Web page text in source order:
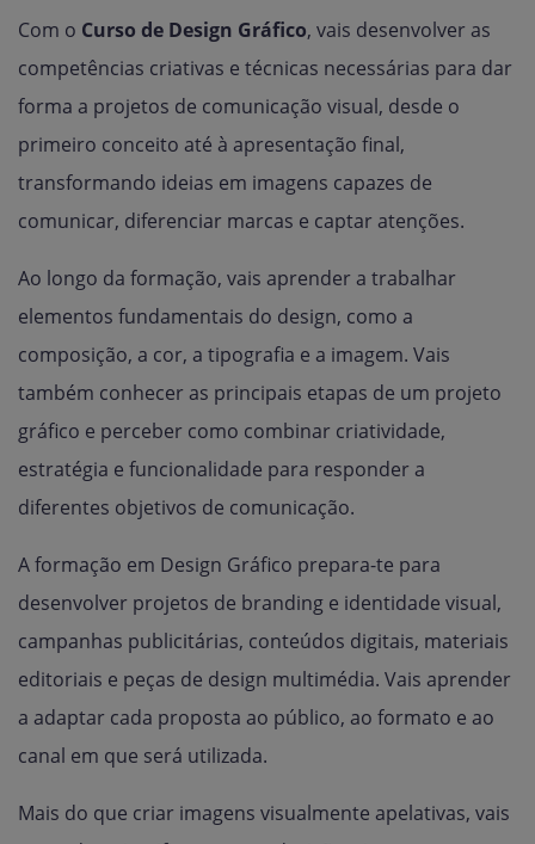
Com o Curso de Design Gráfico, vais desenvolver as
competências criativas e técnicas necessárias para dar
forma a projetos de comunicação visual, desde o
primeiro conceito até à apresentação final,
transformando ideias em imagens capazes de
comunicar, diferenciar marcas e captar atenções.
Ao longo da formação, vais aprender a trabalhar
elementos fundamentais do design, como a
composição, a cor, a tipografia e a imagem. Vais
também conhecer as principais etapas de um projeto
gráfico e perceber como combinar criatividade,
estratégia e funcionalidade para responder a
diferentes objetivos de comunicação.
A formação em Design Gráfico prepara-te para
desenvolver projetos de branding e identidade visual,
campanhas publicitárias, conteúdos digitais, materiais
editoriais e peças de design multimédia. Vais aprender
a adaptar cada proposta ao público, ao formato e ao
canal em que será utilizada.
Mais do que criar imagens visualmente apelativas, vais